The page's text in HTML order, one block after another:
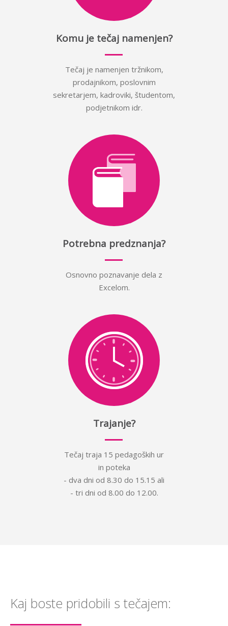
Komu je tečaj namenjen?
Tečaj je namenjen tržnikom,
prodajnikom, poslovnim
sekretarjem, kadroviki, študentom,
podjetnikom idr.
Potrebna predznanja?
Osnovno poznavanje dela z
Excelom.
Trajanje?
Tečaj traja 15 pedagoških ur
in poteka
- dva dni od 8.30 do 15.15 ali
- tri dni od 8.00 do 12.00.
Kaj boste pridobili s tečajem: